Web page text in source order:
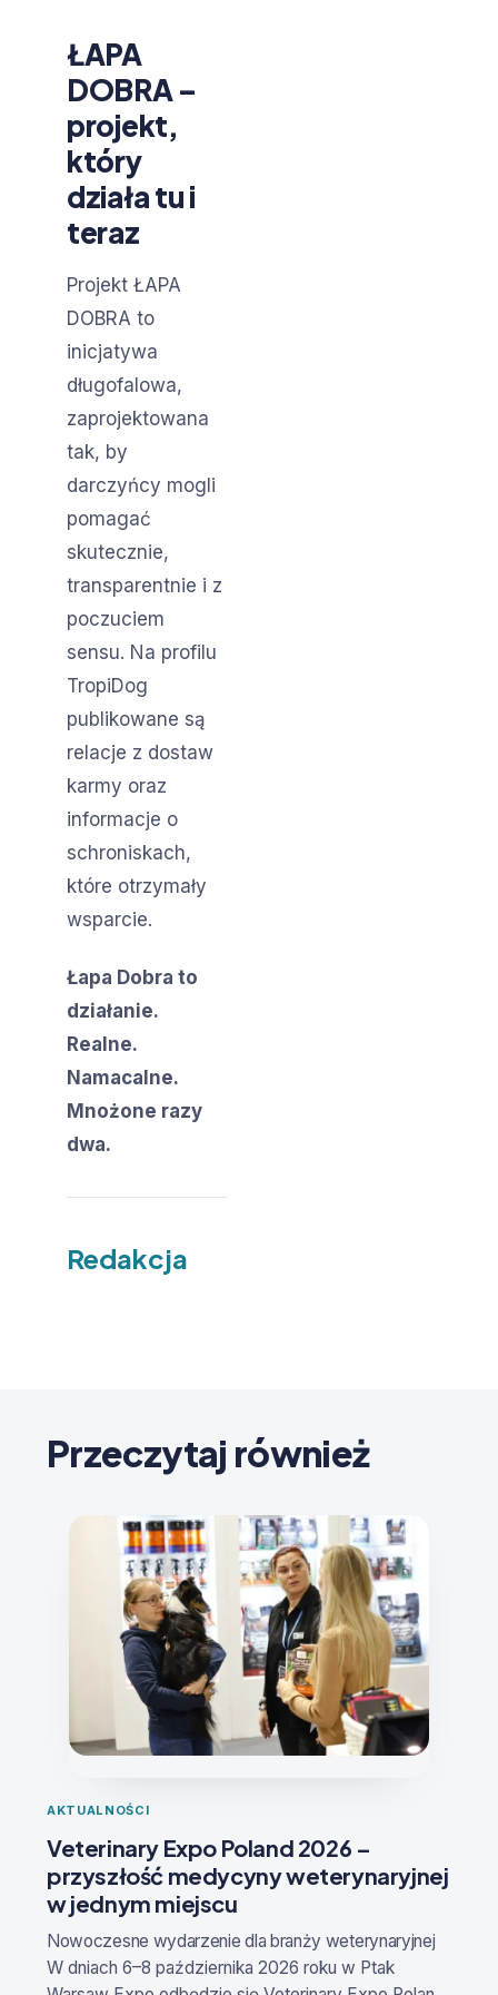
ŁAPA
DOBRA –
projekt,
który
działa tu i
teraz
Projekt ŁAPA
DOBRA to
inicjatywa
długofalowa,
zaprojektowana
tak, by
darczyńcy mogli
pomagać
skutecznie,
transparentnie i z
poczuciem
sensu. Na profilu
TropiDog
publikowane są
relacje z dostaw
karmy oraz
informacje o
schroniskach,
które otrzymały
wsparcie.
Łapa Dobra to
działanie.
Realne.
Namacalne.
Mnożone razy
dwa.
Redakcja
Przeczytaj również
AKTUALNOŚCI
Veterinary Expo Poland 2026 –
przyszłość medycyny weterynaryjnej
w jednym miejscu
Nowoczesne wydarzenie dla branży weterynaryjnej
W dniach 6–8 października 2026 roku w Ptak